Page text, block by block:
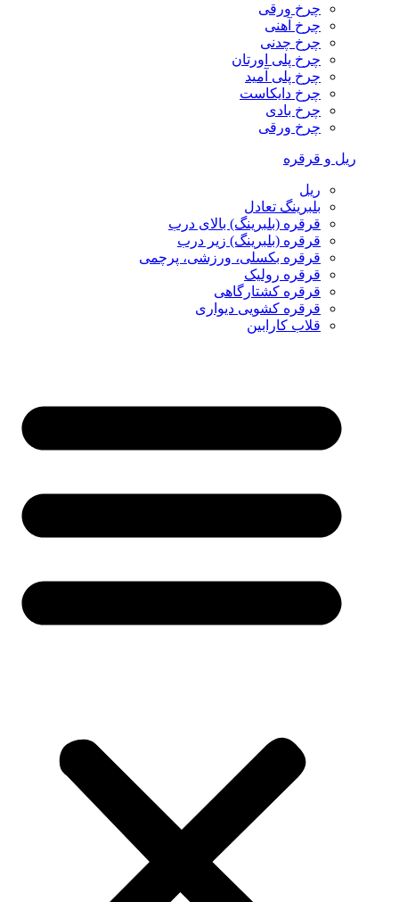
چرخ ورقی
چرخ آهنی
چرخ چدنی
چرخ پلی اورتان
چرخ پلی آمید
چرخ دایکاست
چرخ بادی
چرخ ورقی
ریل و قرقره
ریل
بلبرینگ تعادل
قرقره (بلبرینگ) بالای درب
قرقره (بلبرینگ) زیر درب
قرقره بکسلی، ورزشی، پرچمی
قرقره رولیک
قرقره کشتارگاهی
قرقره کشویی دیواری
قلاب کارابین